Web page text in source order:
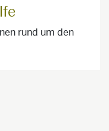
rund um den